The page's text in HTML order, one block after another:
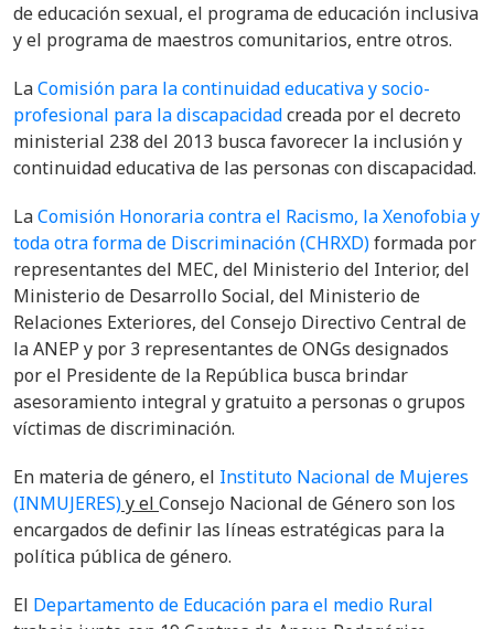
de educación sexual, el programa de educación inclusiva
y el programa de maestros comunitarios, entre otros.
LaComisión para la continuidad educativa y socio-
profesional para la discapacidadcreada por el decreto
ministerial 238 del 2013 busca favorecer la inclusión y
continuidad educativa de las personas con discapacidad.
LaComisión Honoraria contra el Racismo, la Xenofobia y
toda otra forma de Discriminación (CHRXD)formada por
representantes del MEC, del Ministerio del Interior, del
Ministerio de Desarrollo Social, del Ministerio de
Relaciones Exteriores, del Consejo Directivo Central de
la ANEP y por 3 representantes de ONGs designados
por el Presidente de la República busca brindar
asesoramiento integral y gratuito a personas o grupos
víctimas de discriminación.
En materia de género, el Instituto Nacional de Mujeres
(INMUJERES)y el Consejo Nacional de Género son los
encargados de definir las líneas estratégicas para la
política pública de género.
El Departamento de Educación para el medio Rural